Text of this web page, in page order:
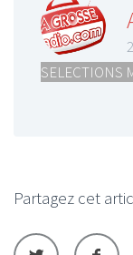
SELECTIONS
Partagez cet